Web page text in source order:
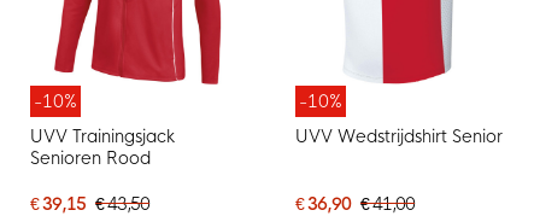
-10%
UVV Trainingsjack
Senioren Rood
€ 39,15 € 43,50
-10%
UVV Wedstrijdshirt Senior
€ 36,90 € 41,00